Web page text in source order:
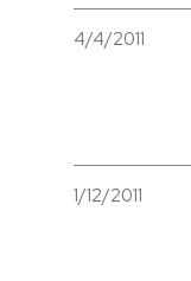
4/4/2011
1/12/2011